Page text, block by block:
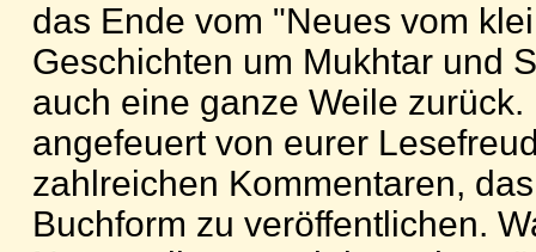
das Ende vom "Neues vom
Geschichten um Mukhtar und
auch eine ganze Weile
angefeuert von eurer
zahlreichen Kommentaren,
Buchform zu veröffentlichen.